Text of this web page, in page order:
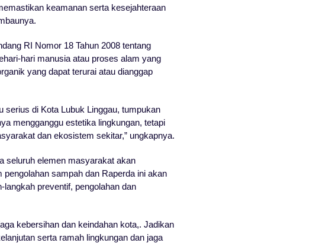
keamanan serta kesejahteraan
RI Nomor 18 Tahun 2008 tentang
hari manusia atau proses alam yang
yang dapat terurai atau dianggap
serius di Kota Lubuk Linggau, tumpukan
mengganggu estetika lingkungan, tetapi
dan ekosistem sekitar,” ungkapnya.
seluruh elemen masyarakat akan
sampah dan Raperda ini akan
preventif, pengolahan dan
kebersihan dan keindahan kota,. Jadikan
serta ramah lingkungan dan jaga